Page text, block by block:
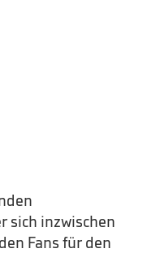
sich inzwischen
Fans für den